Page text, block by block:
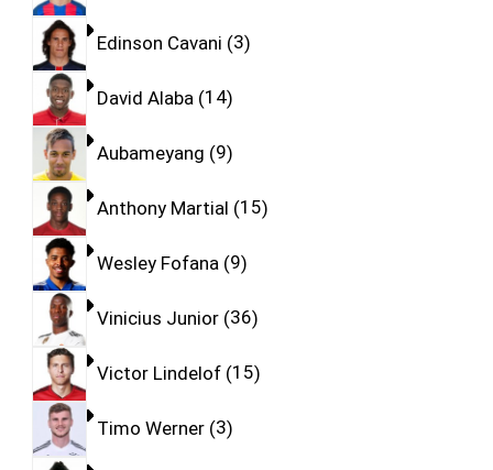
Edinson Cavani 3
David Alaba 14
Aubameyang 9
Anthony Martial 15
Wesley Fofana 9
Vinicius Junior 36
Victor Lindelof 15
Timo Werner 3